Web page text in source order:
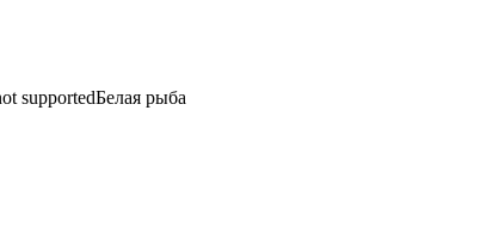
supportedБелая рыба